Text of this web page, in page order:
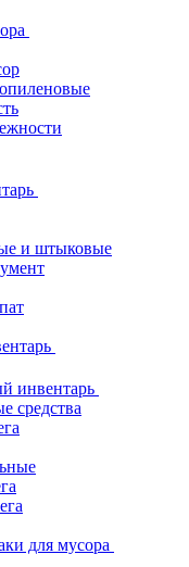
и штыковые
инвентарь
средства
для мусора